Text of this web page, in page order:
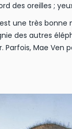
des oreilles ;
une très
des autres
Parfois, Mae